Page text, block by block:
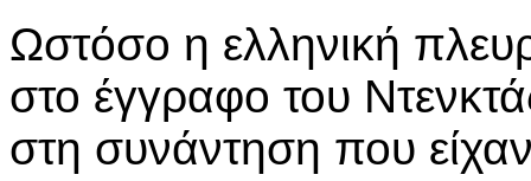
Ωστόσο η ελληνική
στο έγγραφο του
στη συνάντηση που